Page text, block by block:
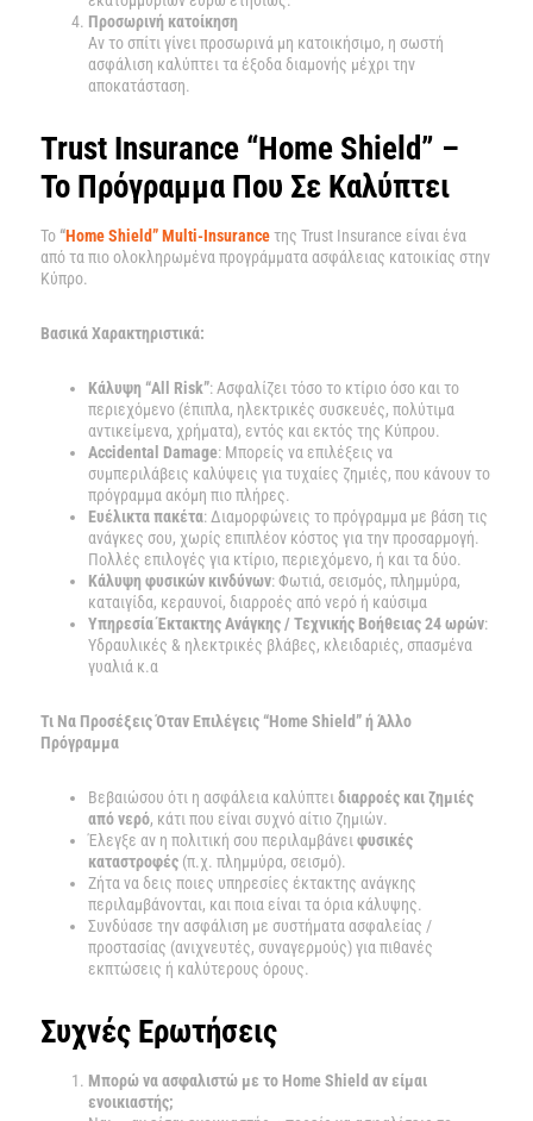
Προσωρινή κατοίκηση
Αν το σπίτι γίνει προσωρινά μη κατοικήσιμο, η σωστή
ασφάλιση καλύπτει τα έξοδα διαμονής μέχρι την
αποκατάσταση.
Trust Insurance “Home Shield” –
Το Πρόγραμμα Που Σε Καλύπτει
Το “Home Shield” Multi-Insuranceτης Trust Insurance είναι ένα
από τα πιο ολοκληρωμένα προγράμματα ασφάλειας κατοικίας στην
Κύπρο.
Βασικά Χαρακτηριστικά:
Κάλυψη “All Risk”: Ασφαλίζει τόσο το κτίριο όσο και το
περιεχόμενο (έπιπλα, ηλεκτρικές συσκευές, πολύτιμα
αντικείμενα, χρήματα), εντός και εκτός της Κύπρου.
Accidental Damage: Μπορείς να επιλέξεις να
συμπεριλάβεις καλύψεις για τυχαίες ζημιές, που κάνουν το
πρόγραμμα ακόμη πιο πλήρες.
Ευέλικτα πακέτα: Διαμορφώνεις το πρόγραμμα με βάση τις
ανάγκες σου, χωρίς επιπλέον κόστος για την προσαρμογή.
Πολλές επιλογές για κτίριο, περιεχόμενο, ή και τα δύο.
Κάλυψη φυσικών κινδύνων: Φωτιά, σεισμός, πλημμύρα,
καταιγίδα, κεραυνοί, διαρροές από νερό ή καύσιμα
Υπηρεσία Έκτακτης Ανάγκης / Τεχνικής Βοήθειας 24 ωρών:
Υδραυλικές & ηλεκτρικές βλάβες, κλειδαριές, σπασμένα
γυαλιά κ.α
Τι Να Προσέξεις Όταν Επιλέγεις “Home Shield” ή Άλλο
Πρόγραμμα
Βεβαιώσου ότι η ασφάλεια καλύπτει διαρροές και ζημιές
από νερό, κάτι που είναι συχνό αίτιο ζημιών.
Έλεγξε αν η πολιτική σου περιλαμβάνει φυσικές
καταστροφές (π.χ. πλημμύρα, σεισμό).
Ζήτα να δεις ποιες υπηρεσίες έκτακτης ανάγκης
περιλαμβάνονται, και ποια είναι τα όρια κάλυψης.
Συνδύασε την ασφάλιση με συστήματα ασφαλείας /
προστασίας (ανιχνευτές, συναγερμούς) για πιθανές
εκπτώσεις ή καλύτερους όρους.
Συχνές Ερωτήσεις
Μπορώ να ασφαλιστώ με το Home Shield αν είμαι
ενοικιαστής;